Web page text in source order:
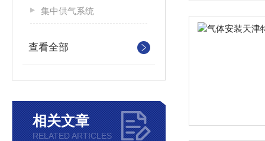
集中供气系统
查看全部
相关文章
RELATED ARTICLES